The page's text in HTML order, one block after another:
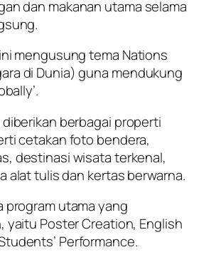
dan makanan utama selama
mengusung tema Nations
di Dunia) guna mendukung
berbagai properti
cetakan foto bendera,
destinasi wisata terkenal,
alat tulis dan kertas berwarna.
program utama yang
yaitu Poster Creation, English
Performance.